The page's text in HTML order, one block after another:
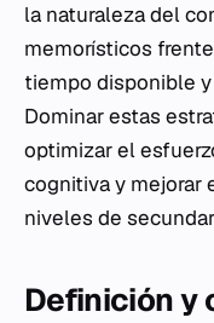
la naturaleza del
memorísticos
tiempo disponible
Dominar estas
optimizar el
cognitiva y mejorar
niveles de
Definición y